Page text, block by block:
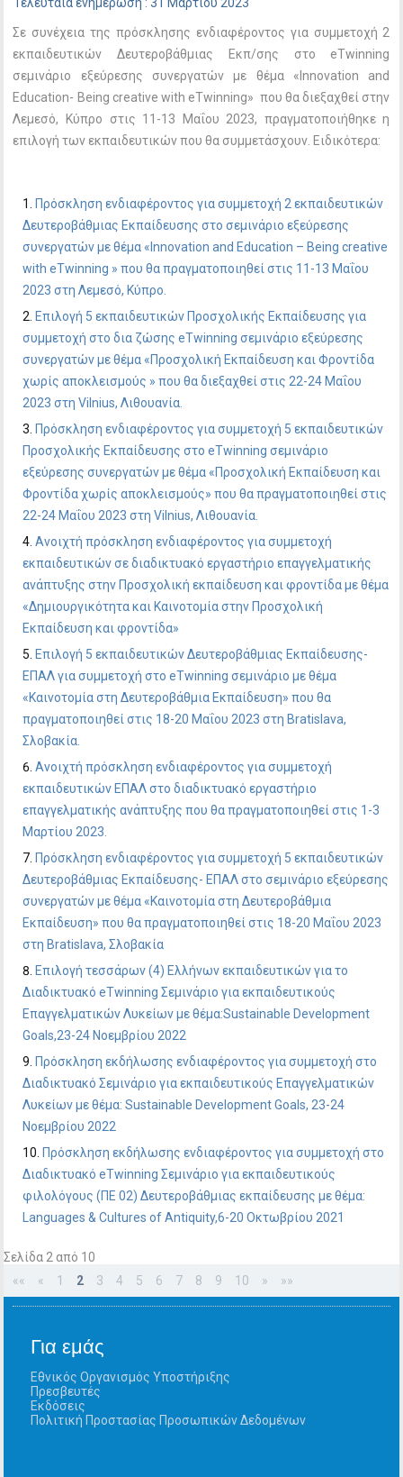
Τελευταία ενημέρωση : 31 Μαρτίου 2023
Σε συνέχεια της πρόσκλησης ενδιαφέροντος για συμμετοχή 2
εκπαιδευτικών Δευτεροβάθμιας Εκπ/σης στο eTwinning
σεμινάριο εξεύρεσης συνεργατών με θέμα «Innovation and
Education- Being creative with eTwinning» που θα διεξαχθεί στην
Λεμεσό, Κύπρο στις 11-13 Μαΐου 2023, πραγματοποιήθηκε η
επιλογή των εκπαιδευτικών που θα συμμετάσχουν. Ειδικότερα:
Πρόσκληση ενδιαφέροντος για συμμετοχή 2 εκπαιδευτικών
Δευτεροβάθμιας Εκπαίδευσης στο σεμινάριο εξεύρεσης
συνεργατών με θέμα «Innovation and Education – Being creative
with eTwinning » που θα πραγματοποιηθεί στις 11-13 Μαΐου
2023 στη Λεμεσό, Κύπρο.
Επιλογή 5 εκπαιδευτικών Προσχολικής Εκπαίδευσης για
συμμετοχή στο δια ζώσης eTwinning σεμινάριο εξεύρεσης
συνεργατών με θέμα «Προσχολική Εκπαίδευση και Φροντίδα
χωρίς αποκλεισμούς » που θα διεξαχθεί στις 22-24 Μαΐου
2023 στη Vilnius, Λιθουανία.
Πρόσκληση ενδιαφέροντος για συμμετοχή 5 εκπαιδευτικών
Προσχολικής Εκπαίδευσης στο eTwinning σεμινάριο
εξεύρεσης συνεργατών με θέμα «Προσχολική Εκπαίδευση και
Φροντίδα χωρίς αποκλεισμούς» που θα πραγματοποιηθεί στις
22-24 Μαΐου 2023 στη Vilnius, Λιθουανία.
Ανοιχτή πρόσκληση ενδιαφέροντος για συμμετοχή
εκπαιδευτικών σε διαδικτυακό εργαστήριο επαγγελματικής
ανάπτυξης στην Προσχολική εκπαίδευση και φροντίδα με θέμα
«Δημιουργικότητα και Καινοτομία στην Προσχολική
Εκπαίδευση και φροντίδα»
Επιλογή 5 εκπαιδευτικών Δευτεροβάθμιας Εκπαίδευσης-
ΕΠΑΛ για συμμετοχή στο eTwinning σεμινάριο με θέμα
«Καινοτομία στη Δευτεροβάθμια Εκπαίδευση» που θα
πραγματοποιηθεί στις 18-20 Μαΐου 2023 στη Bratislava,
Σλοβακία.
Ανοιχτή πρόσκληση ενδιαφέροντος για συμμετοχή
εκπαιδευτικών ΕΠΑΛ στο διαδικτυακό εργαστήριο
επαγγελματικής ανάπτυξης που θα πραγματοποιηθεί στις 1-3
Μαρτίου 2023.
Πρόσκληση ενδιαφέροντος για συμμετοχή 5 εκπαιδευτικών
Δευτεροβάθμιας Εκπαίδευσης- ΕΠΑΛ στο σεμινάριο εξεύρεσης
συνεργατών με θέμα «Καινοτομία στη Δευτεροβάθμια
Εκπαίδευση» που θα πραγματοποιηθεί στις 18-20 Μαΐου 2023
στη Bratislava, Σλοβακία
Επιλογή τεσσάρων (4) Ελλήνων εκπαιδευτικών για το
Διαδικτυακό eTwinning Σεμινάριο για εκπαιδευτικούς
Επαγγελματικών Λυκείων με θέμα:Sustainable Development
Goals,23-24 Νοεμβρίου 2022
Πρόσκληση εκδήλωσης ενδιαφέροντος για συμμετοχή στο
Διαδικτυακό Σεμινάριο για εκπαιδευτικούς Επαγγελματικών
Λυκείων με θέμα: Sustainable Development Goals, 23-24
Νοεμβρίου 2022
Πρόσκληση εκδήλωσης ενδιαφέροντος για συμμετοχή στο
Διαδικτυακό eTwinning Σεμινάριο για εκπαιδευτικούς
φιλολόγους (ΠΕ 02) Δευτεροβάθμιας εκπαίδευσης με θέμα:
Languages & Cultures of Antiquity,6-20 Οκτωβρίου 2021
Σελίδα 2 από 10
««
« 1 2 3 4 5 6 7 8 9 10 » »»
Για εμάς
Εθνικός Οργανισμός Υποστήριξης
Πρεσβευτές
Εκδόσεις
Πολιτική Προστασίας Προσωπικών Δεδομένων